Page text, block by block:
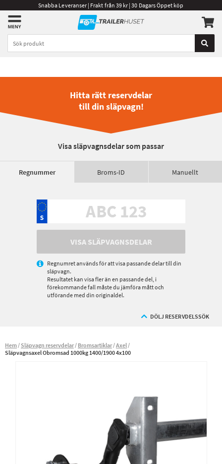
Snabba Leveranser | Frakt från 39 kr | 30 Dagars Öppet köp
Hitta rätt reservdelar
till din släpvagn!
Visa släpvagnsdelar som passar
Regnummer Broms-ID Manuellt
VISA SLÄPVAGNSDELAR
Regnumret används för att visa passande delar till din
släpvagn.
Resultatet kan visa fler än en passande del, i
förekommande fall måste du jämföra mått och
utförande med din originaldel.
DÖLJ RESERVDELSSÖK
Hem Släpvagn reservdelar Bromsartiklar Axel
Släpvagnsaxel Obromsad 1000kg 1400/1900 4x100